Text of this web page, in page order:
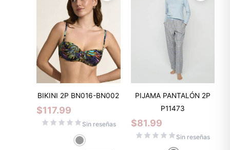
BIKINI 2P BN016-BN002
$117.99
Sin reseñas
PIJAMA PANTALÓN 2P
P11473
$81.99
Sin reseñas